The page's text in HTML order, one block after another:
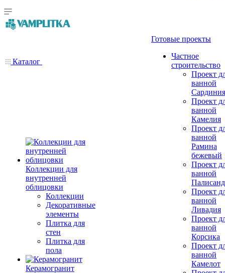
Каталог
Коллекции для
внутренней
облицовки
Коллекции
Декоративные
элементы
Плитка для
стен
Плитка для
пола
Керамогранит
Готовые проекты
Частное
строительство
Проект
ванной
Сардиния
Проект
ванной
Камелия
Проект
ванной
Рамина
бежевый
Проект
ванной
Проект
ванной
Ливадия
Проект
ванной
Корсика
Проект
ванной
Камелот